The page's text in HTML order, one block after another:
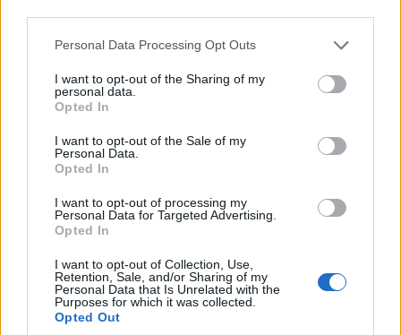
Please note that this website/app uses one or more Google
not limited to your visit or usage behaviour. You may click to
grant or deny consent to Google and its third-party tags to
use your data for below specified purposes in below Google
consent section.
Personal Data Processing Opt Outs
I want to opt-out of the Sharing of my
personal data.
Opted In
I want to opt-out of the Sale of my
Personal Data.
Opted In
I want to opt-out of processing my
Personal Data for Targeted Advertising.
Opted In
I want to opt-out of Collection, Use,
Retention, Sale, and/or Sharing of my
Personal Data that Is Unrelated with the
Purposes for which it was collected.
Opted Out
ΠΟΛΙΤΙΚΗ
Μητσοτάκης-Χριστοδουλίδης: Συντονισμός
Αθήνας και Λευκωσίας για το Κυπριακό και τις